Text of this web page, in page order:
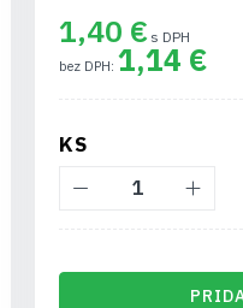
1,40 €
1,14 €
KS